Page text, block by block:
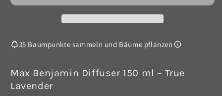
Lavender
Lavender
35 Baumpunkte sammeln und Bäume pflanzen
Max Benjamin Diffuser 150 ml – True
Lavender